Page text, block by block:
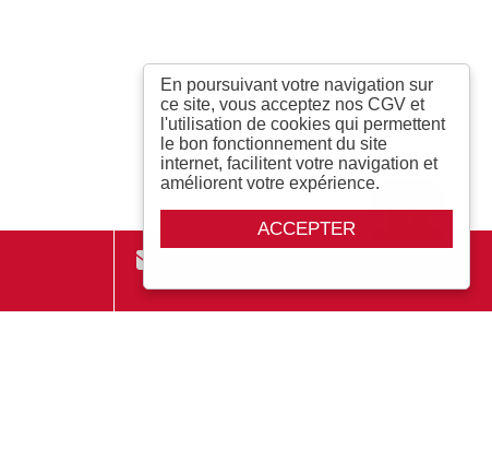
ACCEPTER
En poursuivant votre navigation sur
ce site, vous acceptez nos CGV et
l'utilisation de cookies qui permettent
le bon fonctionnement du site
internet, facilitent votre navigation et
améliorent votre expérience.